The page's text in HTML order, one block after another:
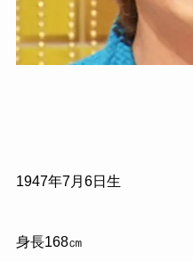
1947年7月6日生
身長168㎝